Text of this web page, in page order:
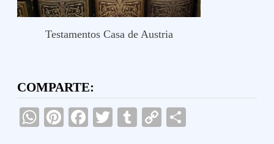
Testamentos Casa de Austria
COMPARTE:
WhatsApp
Pinterest
Facebook
TwitterTumblr
Copy